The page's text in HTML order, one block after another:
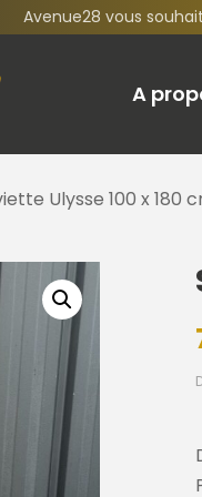
Avenue28 vous
A
Ulysse 100 x 180